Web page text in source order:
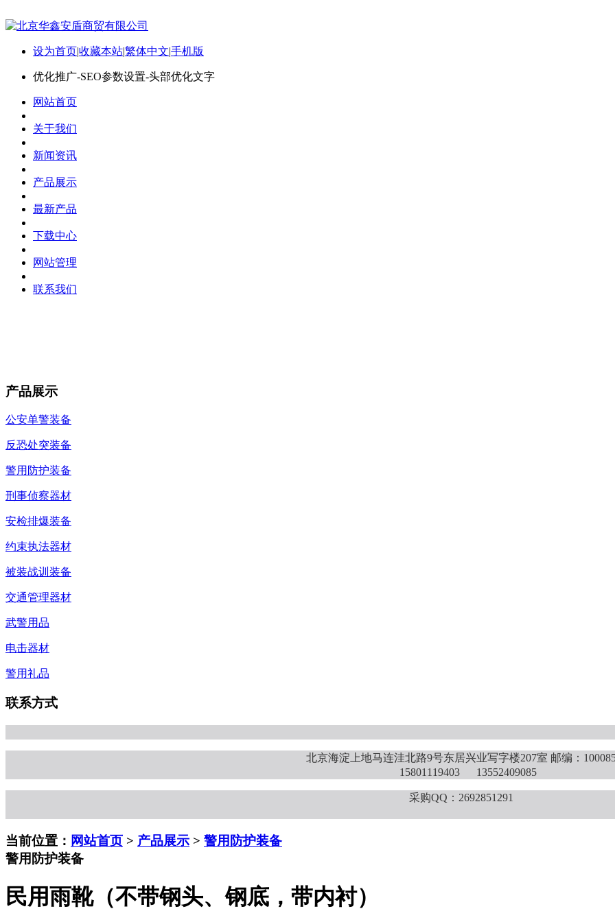
设为首页|收藏本站|繁体中文|手机版
优化推广-SEO参数设置-头部优化文字
网站首页
关于我们
新闻资讯
产品展示
最新产品
下载中心
网站管理
联系我们
产品展示
公安单警装备
反恐处突装备
警用防护装备
刑事侦察器材
安检排爆装备
约束执法器材
被装战训装备
交通管理器材
武警用品
电击器材
警用礼品
联系方式
北京海淀上地马连洼北路9号东居兴业写字楼207室 邮编：
15801119403 13552409085
采购QQ：2692851291
当前位置： 网站首页 > 产品展示 > 警用防护装备
警用防护装备
民用雨靴（不带钢头、钢底，带内衬）